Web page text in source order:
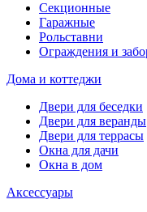
Секционные
Гаражные
Рольставни
Ограждения и
Дома и коттеджи
Двери для беседки
Двери для веранды
Двери для террасы
Окна для дачи
Окна в дом
Аксессуары